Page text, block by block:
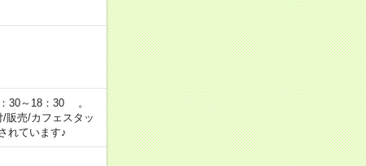
30～18：30 。
販売/カフェスタッ
れています♪